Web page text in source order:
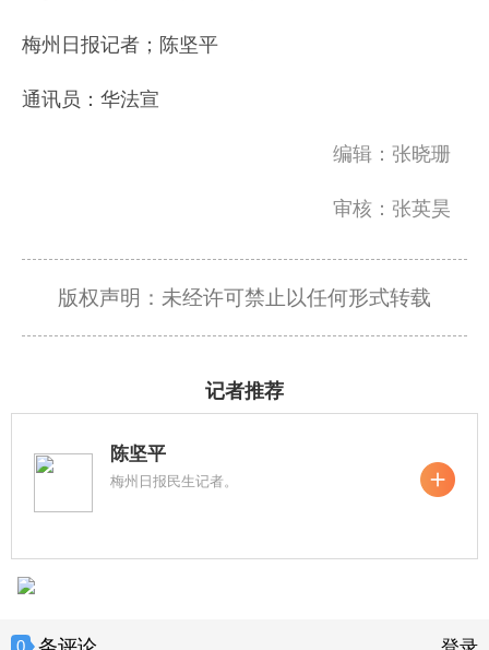
梅州日报记者；陈坚平
通讯员：华法宣
编辑：张晓珊
审核：张英昊
版权声明：未经许可禁止以任何形式转载
记者推荐
陈坚平
梅州日报民生记者。
0